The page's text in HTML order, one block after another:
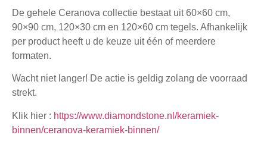
De gehele Ceranova collectie bestaat uit 60×60 cm,
90×90 cm, 120×30 cm en 120×60 cm tegels. Afhankelijk
per product heeft u de keuze uit één of meerdere
formaten.
Wacht niet langer! De actie is geldig zolang de voorraad
strekt.
Klik hier : https://www.diamondstone.nl/keramiek-
binnen/ceranova-keramiek-binnen/